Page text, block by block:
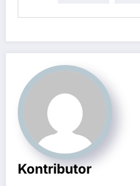
Kontributor